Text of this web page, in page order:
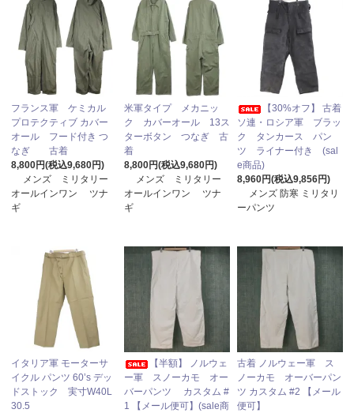
フランス軍 ケミカル
プロテクティブ カバー
オール フード付き つ
なぎ 古着
8,800円(税込9,680円)
メンズ ミリタリー
オールインワン ツナ
ギ
米軍タイプ メカニッ
ク カバーオール 13ス
ターボタン つなぎ 古
着
8,800円(税込9,680円)
メンズ ミリタリー
オールインワン ツナ
ギ
【30%オフ】 古着
ソ連・ロシア軍 ブラッ
ク タンカース パン
ツ ライナー付き (sal
e商品)
8,960円(税込9,856円)
メンズ 防寒 ミリタリ
ーパンツ
イタリア軍 モーターサ
イクル パンツ 60’s デッ
ドストック 実寸W40L
30.5
【半額】 ノルウェ
ー軍 スノーカモ オー
バーパンツ カスタム #
1 【メール便可】(sale商
古着 ノルウェー軍 ス
ノーカモ オーバーパン
ツ カスタム #2 【メール
便可】